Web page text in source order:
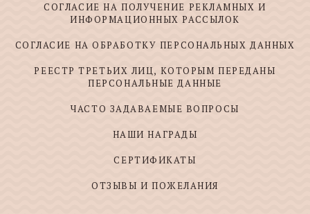
СОГЛАСИЕ НА ПОЛУЧЕНИЕ РЕКЛАМНЫХ И
ИНФОРМАЦИОННЫХ РАССЫЛОК
СОГЛАСИЕ НА ОБРАБОТКУ ПЕРСОНАЛЬНЫХ ДАННЫХ
РЕЕСТР ТРЕТЬИХ ЛИЦ, КОТОРЫМ ПЕРЕДАНЫ
ПЕРСОНАЛЬНЫЕ ДАННЫЕ
ЧАСТО ЗАДАВАЕМЫЕ ВОПРОСЫ
НАШИ НАГРАДЫ
СЕРТИФИКАТЫ
ОТЗЫВЫ И ПОЖЕЛАНИЯ